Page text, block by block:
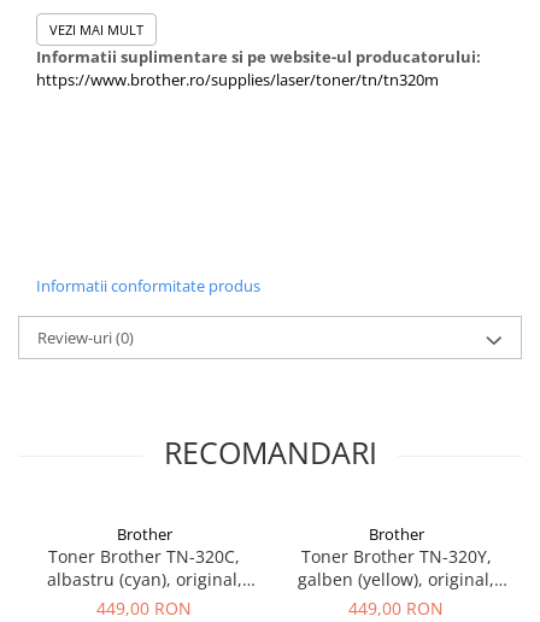
HL-4140CN, Brother HL-4150CDN, Brother HL-4570CDW,
Brother HL-4570CDWT, Brother MFC-9460CDN, Brother
MFC-9465CDN, Brother MFC-9970CDW, care vă oferă
performanță și fiabilitate la fiecare imprimare.
VEZI MAI MULT
Informatii suplimentare si pe website-ul producatorului:
https://www.brother.ro/supplies/laser/toner/tn/tn320m
Informatii conformitate produs
Review-uri(0)
RECOMANDARI
Brother
Toner Brother TN-320C,
albastru (cyan), original,
1500 pagini
449,00 RON
Brother
Toner Brother TN-320Y,
galben (yellow), original,
1500 pagini
449,00 RON